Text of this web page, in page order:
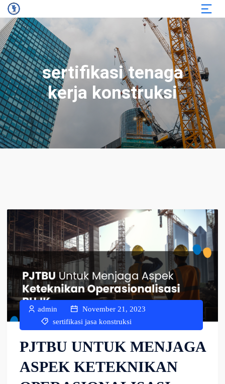
sertifikasi tenaga
kerja konstruksi
admin
November 21, 2023
sertifikasi jasa konstruksi
PJTBU UNTUK MENJAGA
ASPEK KETEKNIKAN